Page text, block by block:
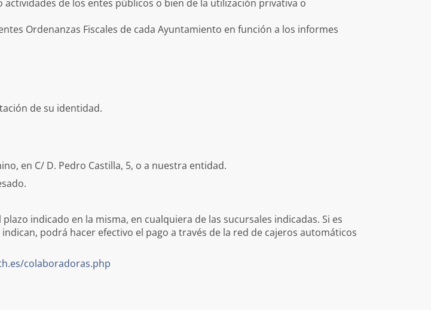
de los entes públicos o bien de la utilización privativa o
Ordenanzas Fiscales de cada Ayuntamiento en función a los informes
de su identidad.
en C/ D. Pedro Castilla, 5, o a nuestra entidad.
indicado en la misma, en cualquiera de las sucursales indicadas. Si es
podrá hacer efectivo el pago a través de la red de cajeros automáticos
colaboradoras.php